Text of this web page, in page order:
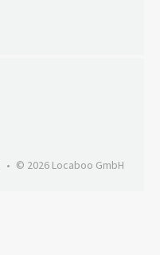
© 2026 Locaboo GmbH